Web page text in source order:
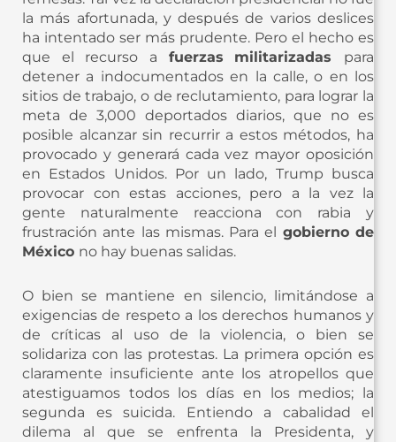
la más afortunada, y después de varios deslices
ha intentado ser más prudente. Pero el hecho es
que el recurso a fuerzas militarizadas para
detener a indocumentados en la calle, o en los
sitios de trabajo, o de reclutamiento, para lograr la
meta de 3,000 deportados diarios, que no es
posible alcanzar sin recurrir a estos métodos, ha
provocado y generará cada vez mayor oposición
en Estados Unidos. Por un lado, Trump busca
provocar con estas acciones, pero a la vez la
gente naturalmente reacciona con rabia y
frustración ante las mismas. Para el gobierno de
México no hay buenas salidas.
O bien se mantiene en silencio, limitándose a
exigencias de respeto a los derechos humanos y
de críticas al uso de la violencia, o bien se
solidariza con las protestas. La primera opción es
claramente insuficiente ante los atropellos que
atestiguamos todos los días en los medios; la
segunda es suicida. Entiendo a cabalidad el
dilema al que se enfrenta la Presidenta, y